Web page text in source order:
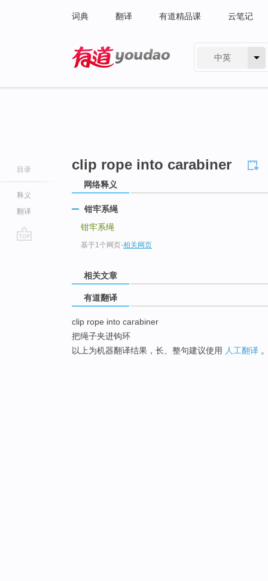
词典 翻译 有道精品课 云笔记
中英
目录
释义
翻译
clip rope into carabiner
网络释义
钳牢系绳
钳牢系绳
基于1个网页-相关网页
相关文章
有道翻译
clip rope into carabiner
把绳子夹进钩环
以上为机器翻译结果，长、整句建议使用 人工翻译